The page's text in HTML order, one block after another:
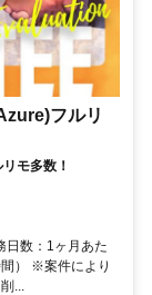
フルリ
モ多数！
日数：1ヶ月あた
） ※案件により
...